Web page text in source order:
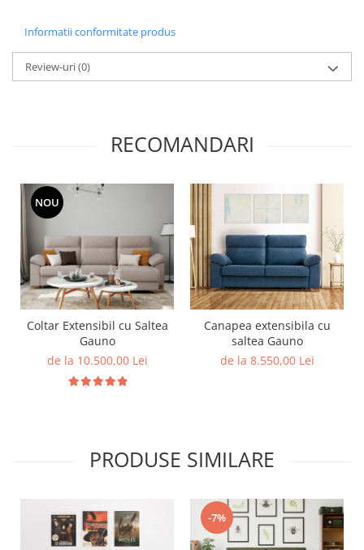
Informatii conformitate produs
Review-uri(0)
RECOMANDARI
NOU
Coltar Extensibil cu Saltea
Gauno
de la 10.500,00 Lei
Canapea extensibila cu
saltea Gauno
de la 8.550,00 Lei
PRODUSE SIMILARE
-7%